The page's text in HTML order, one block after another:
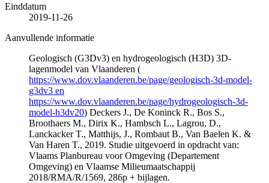
Einddatum
2019-11-26
Aanvullende informatie
Geologisch (G3Dv3) en hydrogeologisch (H3D) 3D-
lagenmodel van Vlaanderen (
https://www.dov.vlaanderen.be/page/geologisch-3d-model-
g3dv3 en
https://www.dov.vlaanderen.be/page/hydrogeologisch-3d-
model-h3dv20) Deckers J., De Koninck R., Bos S.,
Broothaers M., Dirix K., Hambsch L., Lagrou, D.,
Lanckacker T., Matthijs, J., Rombaut B., Van Baelen K. &
Van Haren T., 2019. Studie uitgevoerd in opdracht van:
Vlaams Planbureau voor Omgeving (Departement
Omgeving) en Vlaamse Milieumaatschappij
2018/RMA/R/1569, 286p + bijlagen.